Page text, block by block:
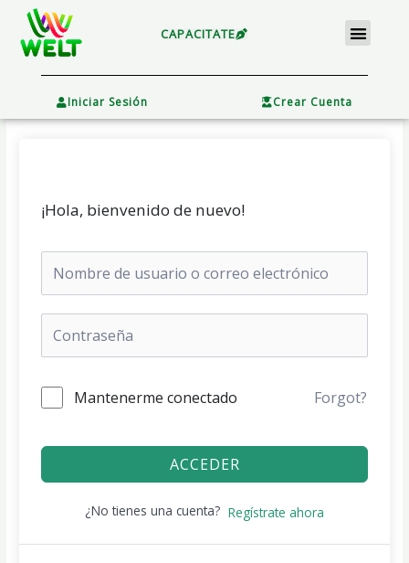
contenido
CAPACITATE Menu
Iniciar Sesión Crear Cuenta
¡Hola, bienvenido de nuevo!
Mantenerme conectado Forgot?
ACCEDER
¿No tienes una cuenta? Regístrate ahora